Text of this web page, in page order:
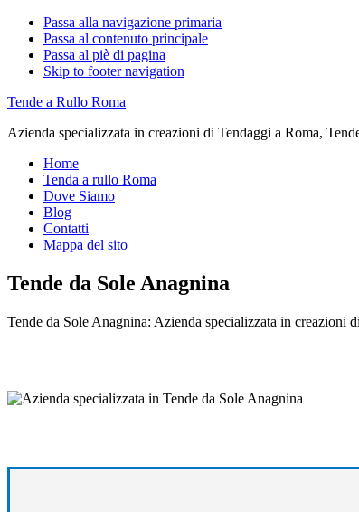
Passa alla navigazione primaria
Passa al contenuto principale
Passa al piè di pagina
Skip to footer navigation
Tende a Rullo Roma
Azienda specializzata in creazioni di Tendaggi a Roma,
Home
Tenda a rullo Roma
Dove Siamo
Blog
Contatti
Mappa del sito
Tende da Sole Anagnina
Tende da Sole Anagnina: Azienda specializzata in creazioni